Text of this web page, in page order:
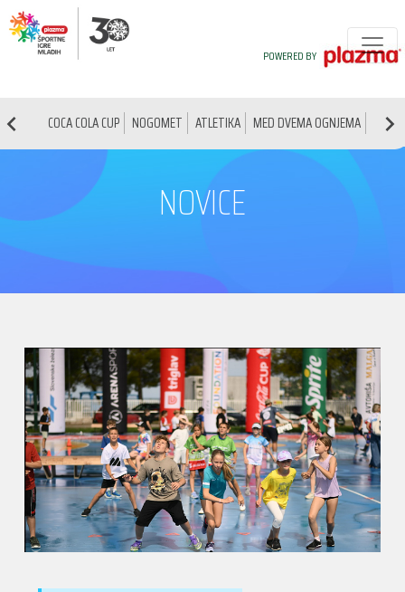
COCA COLA CUP NOGOMET ATLETIKA MED DVEMA OGNJEMA
POWERED BY
NOVICE